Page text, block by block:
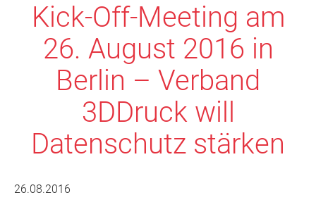
Kick-Off-Meeting am
26. August 2016 in
Berlin – Verband
3DDruck will
Datenschutz stärken
26.08.2016